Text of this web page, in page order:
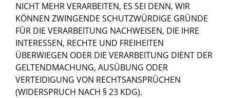
NICHT MEHR VERARBEITEN, ES SEI DENN, WIR
KÖNNEN ZWINGENDE SCHUTZWÜRDIGE GRÜNDE
FÜR DIE VERARBEITUNG NACHWEISEN, DIE IHRE
INTERESSEN, RECHTE UND FREIHEITEN
ÜBERWIEGEN ODER DIE VERARBEITUNG DIENT DER
GELTENDMACHUNG, AUSÜBUNG ODER
VERTEIDIGUNG VON RECHTSANSPRÜCHEN
(WIDERSPRUCH NACH § 23 KDG).